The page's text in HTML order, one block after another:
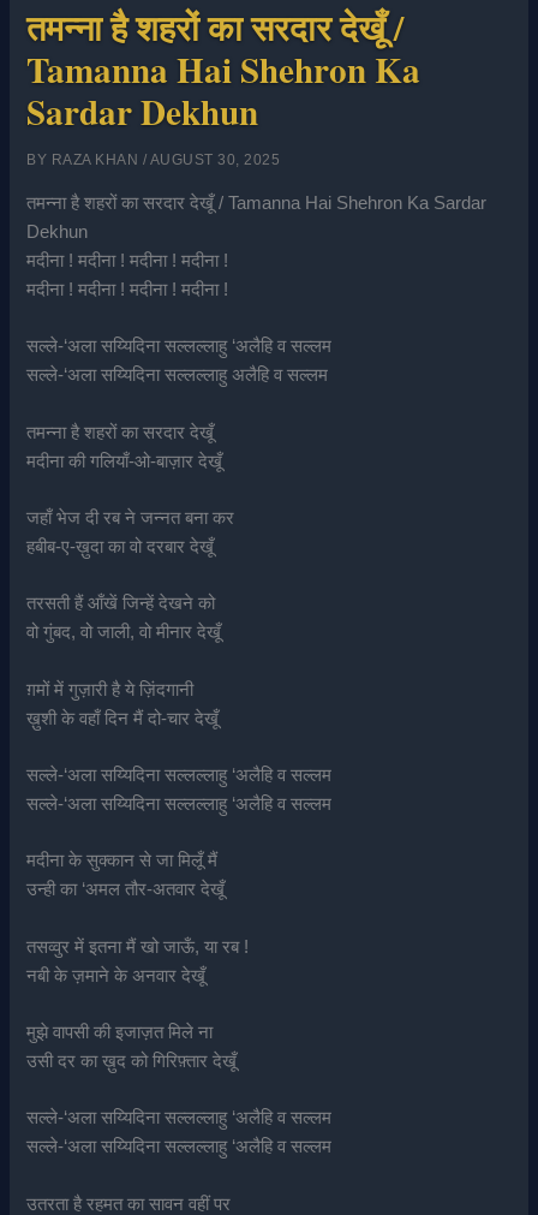
तमन्ना है शहरों का सरदार देखूँ /
Tamanna Hai Shehron Ka
Sardar Dekhun
BY RAZA KHAN / AUGUST 30, 2025
तमन्ना है शहरों का सरदार देखूँ / Tamanna Hai Shehron Ka Sardar
Dekhun
मदीना ! मदीना ! मदीना ! मदीना !
मदीना ! मदीना ! मदीना ! मदीना !
सल्ले-‘अला सय्यिदिना सल्लल्लाहु ‘अलैहि व सल्लम
सल्ले-‘अला सय्यिदिना सल्लल्लाहु अलैहि व सल्लम
तमन्ना है शहरों का सरदार देखूँ
मदीना की गलियाँ-ओ-बाज़ार देखूँ
जहाँ भेज दी रब ने जन्नत बना कर
हबीब-ए-ख़ुदा का वो दरबार देखूँ
तरसती हैं आँखें जिन्हें देखने को
वो गुंबद, वो जाली, वो मीनार देखूँ
ग़मों में गुज़ारी है ये ज़िंदगानी
ख़ुशी के वहाँ दिन मैं दो-चार देखूँ
सल्ले-‘अला सय्यिदिना सल्लल्लाहु ‘अलैहि व सल्लम
सल्ले-‘अला सय्यिदिना सल्लल्लाहु ‘अलैहि व सल्लम
मदीना के सुक्कान से जा मिलूँ मैं
उन्ही का ‘अमल तौर-अतवार देखूँ
तसव्वुर में इतना मैं खो जाऊँ, या रब !
नबी के ज़माने के अनवार देखूँ
मुझे वापसी की इजाज़त मिले ना
उसी दर का ख़ुद को गिरिफ़्तार देखूँ
सल्ले-‘अला सय्यिदिना सल्लल्लाहु ‘अलैहि व सल्लम
सल्ले-‘अला सय्यिदिना सल्लल्लाहु ‘अलैहि व सल्लम
उतरता है रहमत का सावन वहीं पर